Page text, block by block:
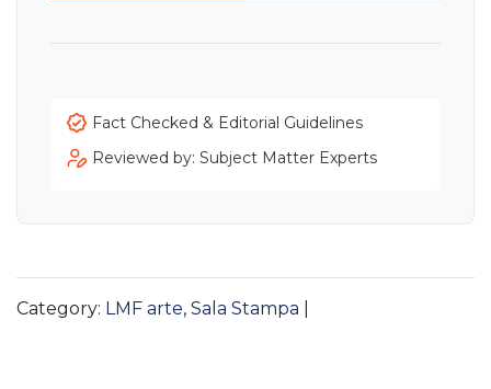
Fact Checked & Editorial Guidelines
Reviewed by: Subject Matter Experts
Category: LMF arte, Sala Stampa